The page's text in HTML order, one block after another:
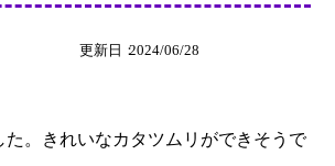
更新日 2024/06/28
た。きれいなカタツムリができそうで